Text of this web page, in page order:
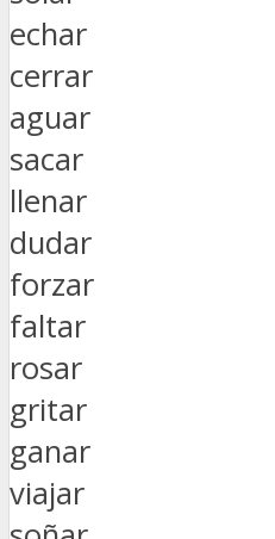
echar
cerrar
aguar
sacar
llenar
dudar
forzar
faltar
rosar
gritar
ganar
viajar